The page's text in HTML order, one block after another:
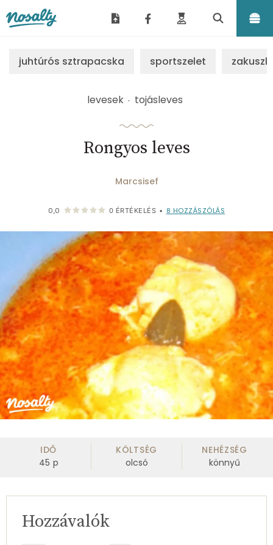
juhtúrós sztrapacska sportszelet
levesek tojásleves
Rongyos leves
Marcsisef
0,0 0 ÉRTÉKELÉS • 8 HOZZÁSZÓLÁS
IDŐ
45 p
KÖLTSÉG
olcsó
NEHÉZSÉG
könnyű
Hozzávalók